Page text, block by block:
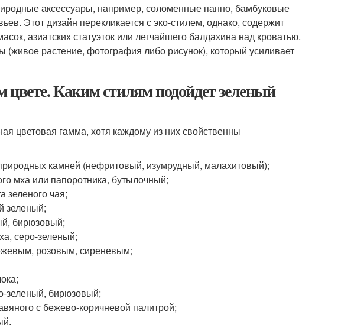
аксессуары, например, соломенные панно, бамбуковые
Этот дизайн перекликается с эко-стилем, однако, содержит
азиатских статуэток или легчайшего балдахина над кроватью.
растение, фотография либо рисунок), который усиливает
цвете. Каким стилям подойдет зеленый
цветовая гамма, хотя каждому из них свойственны
камней (нефритовый, изумрудный, малахитовый);
мха или папоротника, бутылочный;
зеленого чая;
зеленый;
бирюзовый;
серо-зеленый;
розовым, сиреневым;
зеленый, бирюзовый;
с бежево-коричневой палитрой;